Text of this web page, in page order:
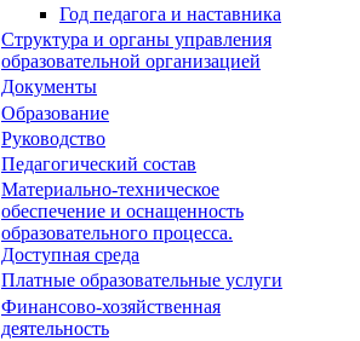
Год педагога и наставника
Структура и органы управления
образовательной организацией
Документы
Образование
Руководство
Педагогический состав
Материально-техническое
обеспечение и оснащенность
образовательного процесса.
Доступная среда
Платные образовательные услуги
Финансово-хозяйственная
деятельность